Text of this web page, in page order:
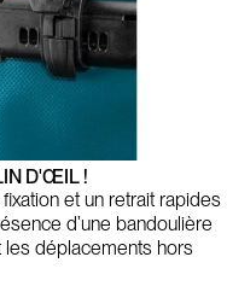
D'ŒIL !
et un retrait rapides
d’une bandoulière
les déplacements hors